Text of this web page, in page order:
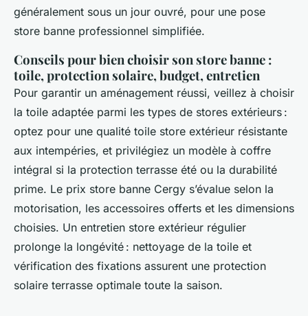
généralement sous un jour ouvré, pour une pose
store banne professionnel simplifiée.
Conseils pour bien choisir son store banne :
toile, protection solaire, budget, entretien
Pour garantir un aménagement réussi, veillez à choisir
la toile adaptée parmi les types de stores extérieurs :
optez pour une qualité toile store extérieur résistante
aux intempéries, et privilégiez un modèle à coffre
intégral si la protection terrasse été ou la durabilité
prime. Le prix store banne Cergy s’évalue selon la
motorisation, les accessoires offerts et les dimensions
choisies. Un entretien store extérieur régulier
prolonge la longévité : nettoyage de la toile et
vérification des fixations assurent une protection
solaire terrasse optimale toute la saison.